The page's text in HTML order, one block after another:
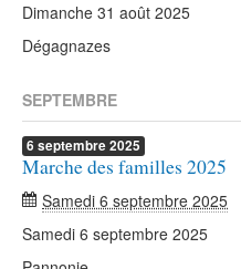
Dimanche 31 août 2025
Dégagnazes
SEPTEMBRE
6 septembre2025
Marche des familles 2025
Samedi 6 septembre 2025
Samedi 6 septembre 2025